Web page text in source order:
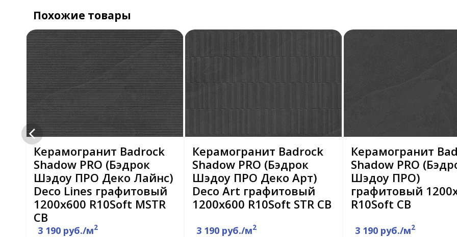
Похожие товары
Керамогранит Badrock
Shadow PRO (Бэдрок
Шэдоу ПРО Деко Лайнс)
Deco Lines графитовый
1200х600 R10Soft MSTR
CB
3 190 руб./м2
Керамогранит Badrock
Shadow PRO (Бэдрок
Шэдоу ПРО Деко Арт)
Deco Art графитовый
1200х600 R10Soft STR CB
3 190 руб./м2
Керамогранит
Shadow PRO
Шэдоу ПРО)
графитовый
R10Soft CB
3 190 руб./м2